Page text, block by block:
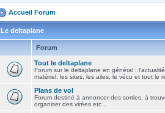
Accueil Forum
Le deltaplane
Forum
Tout le deltaplane
Forum sur le deltaplane en général :
matériel, les sites, les ailes, le vécu et tout le
Plans de vol
Forum destiné à annoncer des sorties, à
organiser des virées etc...